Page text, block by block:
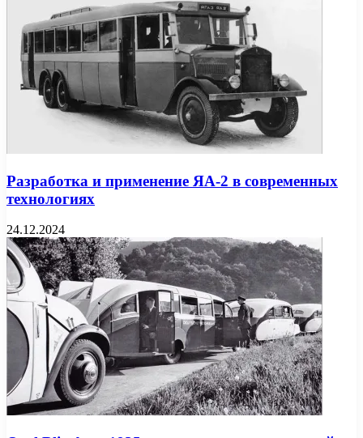
Разработка и применение ЯА-2 в современных
технологиях
24.12.2024